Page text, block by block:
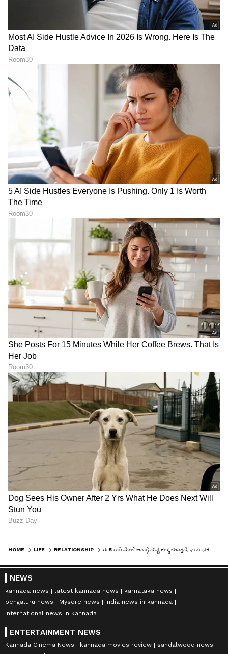
HOME LIFE RELATIONSHIP
NEWS
kannada news latest kannada news
karnataka news
bengaluru news
Mysore news
india news in kannada
international news in kannada
ENTERTAINMENT NEWS
Kannada Cinema News kannada movies review
sandalwood news